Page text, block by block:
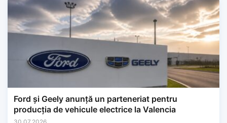
Ford și Geely anunță un parteneriat pentru
producția de vehicule electrice la Valencia